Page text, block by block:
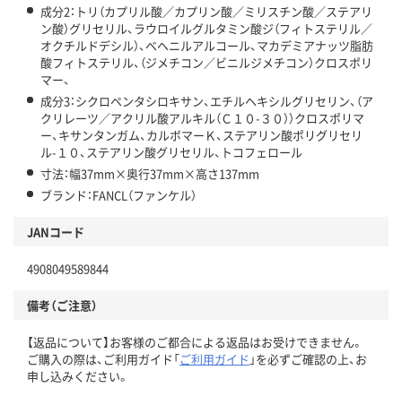
成分2：トリ（カプリル酸／カプリン酸／ミリスチン酸／ステアリ
ン酸）グリセリル、ラウロイルグルタミン酸ジ（フィトステリル／
オクチルドデシル）、ベヘニルアルコール、マカデミアナッツ脂肪
酸フィトステリル、（ジメチコン／ビニルジメチコン）クロスポリ
マー、
成分3：シクロペンタシロキサン、エチルヘキシルグリセリン、（ア
クリレーツ／アクリル酸アルキル（Ｃ１０-３０））クロスポリマ
ー、キサンタンガム、カルボマーＫ、ステアリン酸ポリグリセリ
ル-１０、ステアリン酸グリセリル、トコフェロール
寸法：幅37mm×奥行37mm×高さ137mm
ブランド：FANCL（ファンケル）
JANコード
4908049589844
備考（ご注意）
【返品について】お客様のご都合による返品はお受けできません。
ご購入の際は、ご利用ガイド「ご利用ガイド 」を必ずご確認の上、お
申し込みください。